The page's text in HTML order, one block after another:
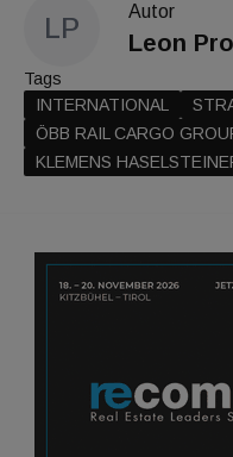
LP
Autor
Leon
Tags
INTERNATIONAL
ÖBB RAIL CARGO
KLEMENS